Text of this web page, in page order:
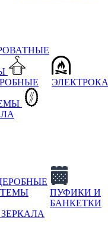
ЗЕРКАЛА
ПУФИКИ И
БАНКЕТКИ